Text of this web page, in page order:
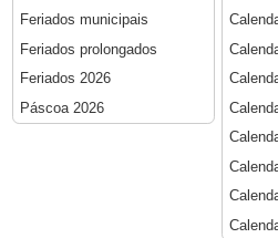
Feriados municipais
Feriados prolongados
Feriados 2026
Páscoa 2026